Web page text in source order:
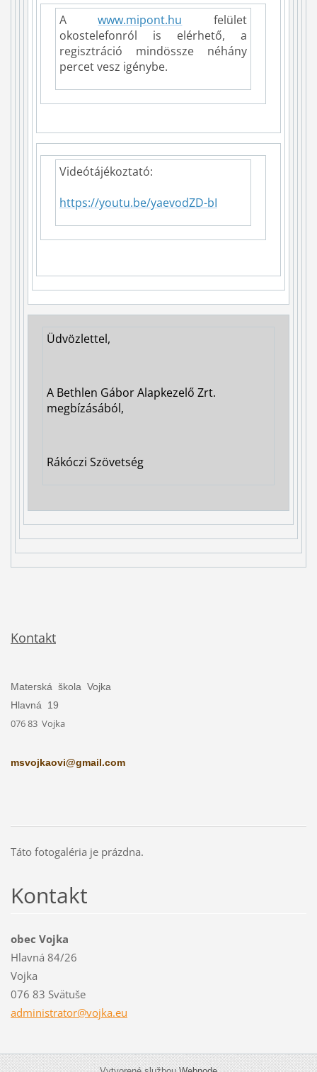
Awww.mipont.hu felület
okostelefonról is elérhető, a
regisztráció mindössze néhány
percet vesz igénybe.
Videótájékoztató:
https://youtu.be/yaevodZD-bI
Üdvözlettel,
A Bethlen Gábor Alapkezelő Zrt.
megbízásából,
Rákóczi Szövetség
Kontakt
Materská škola Vojka
Hlavná 19
076 83 Vojka
msvojkaovi@gmail.com
Táto fotogaléria je prázdna.
Kontakt
obec Vojka
Hlavná 84/26
Vojka
076 83 Svätuše
administrator@vojka.eu